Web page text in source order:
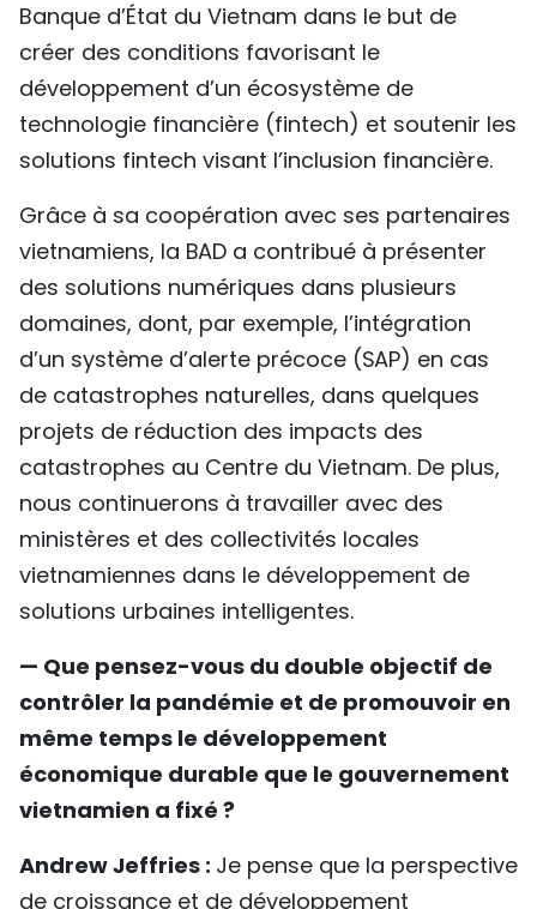
Banque d’État du Vietnam dans le but de
créer des conditions favorisant le
développement d’un écosystème de
technologie financière (fintech) et soutenir les
solutions fintech visant l’inclusion financière.
Grâce à sa coopération avec ses partenaires
vietnamiens, la BAD a contribué à présenter
des solutions numériques dans plusieurs
domaines, dont, par exemple, l’intégration
d’un système d’alerte précoce (SAP) en cas
de catastrophes naturelles, dans quelques
projets de réduction des impacts des
catastrophes au Centre du Vietnam. De plus,
nous continuerons à travailler avec des
ministères et des collectivités locales
vietnamiennes dans le développement de
solutions urbaines intelligentes.
— Que pensez-vous du double objectif de
contrôler la pandémie et de promouvoir en
même temps le développement
économique durable que le gouvernement
vietnamien a fixé ?
Andrew Jeffries : Je pense que la perspective
de croissance et de développement